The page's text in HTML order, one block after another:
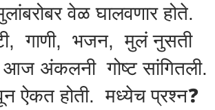
वेळ घालवणार होते.
गाणी, भजन, मुलं नुसती
अंकलनी गोष्ट सांगितली.
ऐकत होती. मध्येच प्रश्न❓️